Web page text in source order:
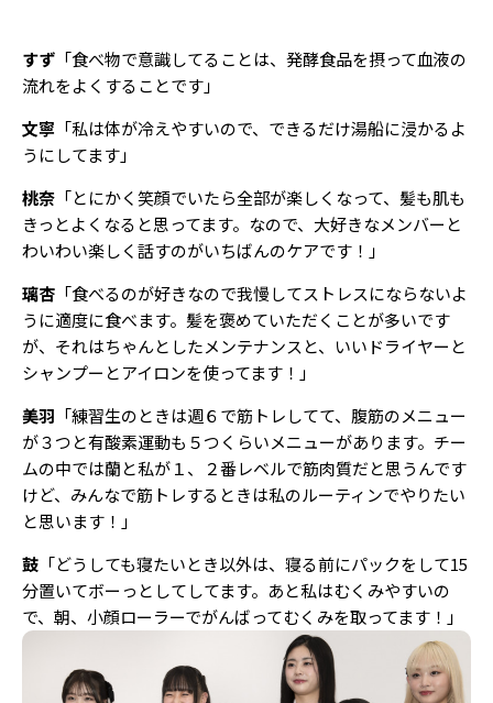
すず 「食べ物で意識してることは、発酵食品を摂って血液の
流れをよくすることです」
文寧 「私は体が冷えやすいので、できるだけ湯船に浸かるよ
うにしてます」
桃奈 「とにかく笑顔でいたら全部が楽しくなって、髪も肌も
きっとよくなると思ってます。なので、大好きなメンバーと
わいわい楽しく話すのがいちばんのケアです！」
璃杏 「食べるのが好きなので我慢してストレスにならないよ
うに適度に食べます。髪を褒めていただくことが多いです
が、それはちゃんとしたメンテナンスと、いいドライヤーと
シャンプーとアイロンを使ってます！」
美羽 「練習生のときは週６で筋トレしてて、腹筋のメニュー
が３つと有酸素運動も５つくらいメニューがあります。チー
ムの中では蘭と私が１、２番レベルで筋肉質だと思うんです
けど、みんなで筋トレするときは私のルーティンでやりたい
と思います！」
鼓 「どうしても寝たいとき以外は、寝る前にパックをして15
分置いてボーっとしてしてます。あと私はむくみやすいの
で、朝、小顔ローラーでがんばってむくみを取ってます！」